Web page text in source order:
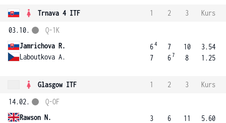
Trnava 4 ITF 1 2 3
Kurs
03.10.
Jamrichova R.
Laboutkova A.
Q-1K
64
7
7
67
10
8
3.54
1.25
Glasgow ITF 1 2 3
Kurs
14.02.
Rawson N.
Q-OF
3
6
11
5.60